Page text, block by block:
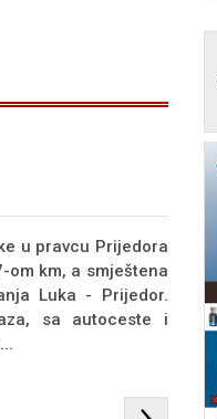
u pravcu Prijedora
om km, a smještena
Luka - Prijedor.
sa autoceste i